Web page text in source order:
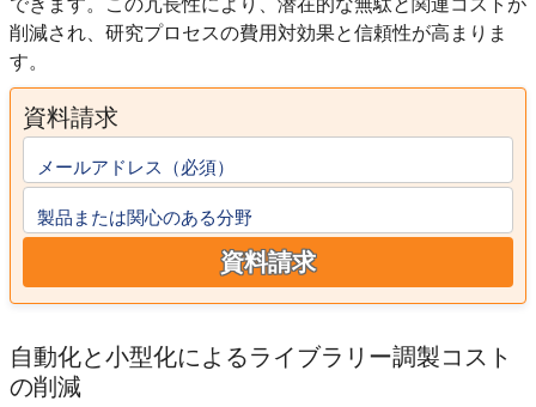
削減され、研究プロセスの費用対効果と信頼性が高まりま
す。
資料請求
メールアドレス（必須）
製品または関心のある分野
資料請求
自動化と小型化によるライブラリー調製コスト
の削減